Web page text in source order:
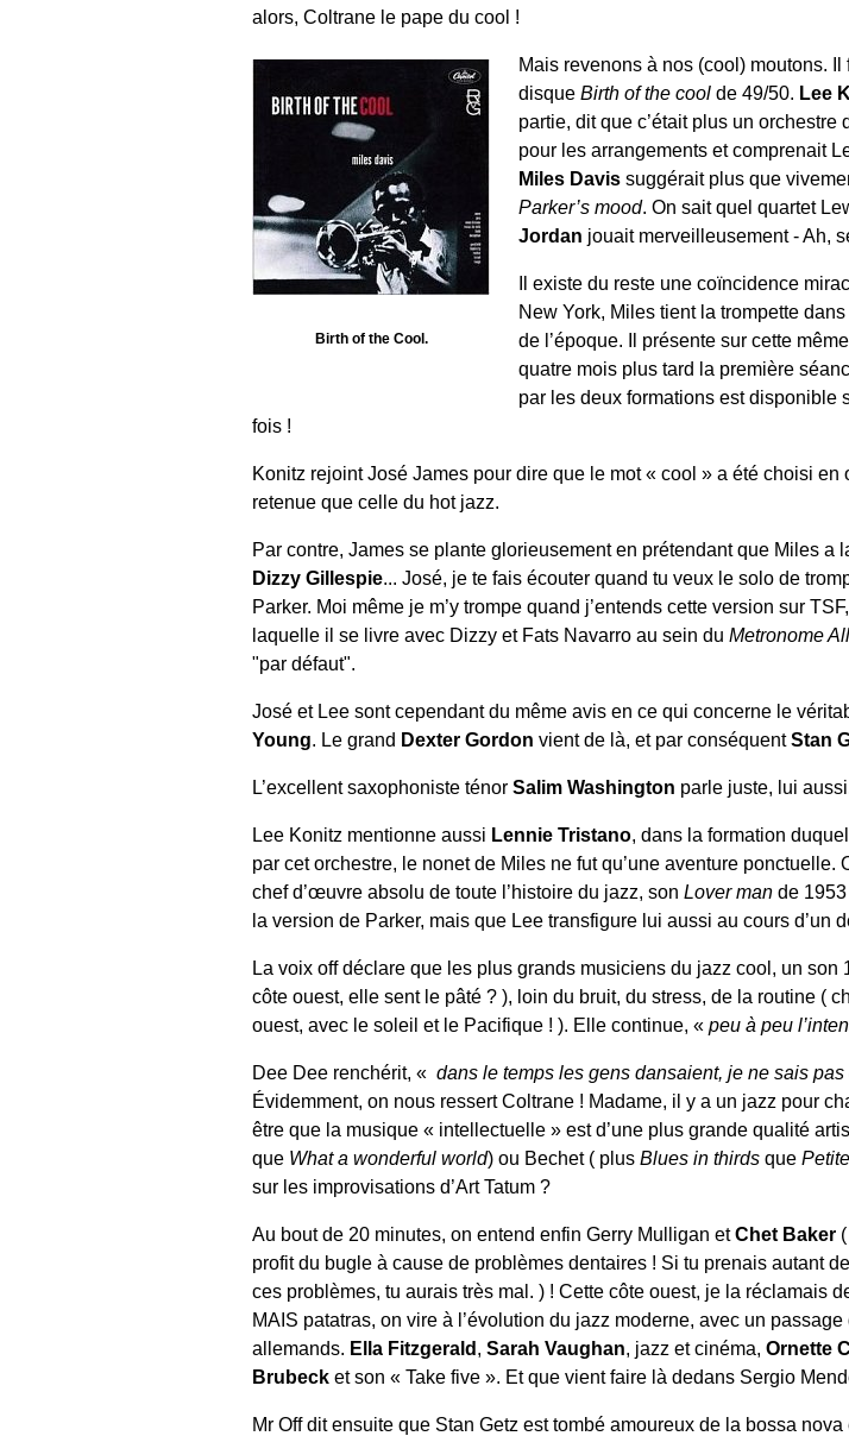
alors, Coltrane le pape du cool !
Birth of the Cool.
Mais revenons à nos (cool) moutons.
disqueBirth of the cool de 49/50. Lee
partie, dit que c’était plus un
pour les arrangements et comprenait
Miles Davis suggérait plus que
Parker’s mood. On sait quel quartet
Jordan jouait merveilleusement - Ah,
Il existe du reste une coïncidence
New York, Miles tient la trompette
de l’époque. Il présente sur cette
quatre mois plus tard la première
par les deux formations est disponible
fois !
Konitz rejoint José James pour dire que le mot « cool » a été choisi
retenue que celle du hot jazz.
Par contre, James se plante glorieusement en prétendant que Miles
Dizzy Gillespie... José, je te fais écouter quand tu veux le solo de
Parker. Moi même je m’y trompe quand j’entends cette version sur
laquelle il se livre avec Dizzy et Fats Navarro au sein du Metronome
"par défaut".
José et Lee sont cependant du même avis en ce qui concerne le
Young. Le grand Dexter Gordon vient de là, et par conséquentStan
L’excellent saxophoniste ténor Salim Washington parle juste, lui
Lee Konitz mentionne aussi Lennie Tristano, dans la formation
par cet orchestre, le nonet de Miles ne fut qu’une aventure
chef d’œuvre absolu de toute l’histoire du jazz, son Lover man de
la version de Parker, mais que Lee transfigure lui aussi au cours d’un
La voix off déclare que les plus grands musiciens du jazz cool, un
côte ouest, elle sent le pâté ? ), loin du bruit, du stress, de la routine (
ouest, avec le soleil et le Pacifique ! ). Elle continue, « peu à peu
Dee Dee renchérit, « dans le temps les gens dansaient, je ne sais
Évidemment, on nous ressert Coltrane ! Madame, il y a un jazz pour
être que la musique « intellectuelle » est d’une plus grande qualité
que What a wonderful world) ou Bechet ( plus Blues in thirds que
sur les improvisations d’Art Tatum ?
Au bout de 20 minutes, on entend enfin Gerry Mulligan etChet Baker
profit du bugle à cause de problèmes dentaires ! Si tu prenais autant
ces problèmes, tu aurais très mal. ) ! Cette côte ouest, je la réclamais
MAIS patatras, on vire à l’évolution du jazz moderne, avec un
allemands. Ella Fitzgerald, Sarah Vaughan, jazz et cinéma, Ornette
Brubeck et son « Take five ». Et que vient faire là dedans Sergio
Mr Off dit ensuite que Stan Getz est tombé amoureux de la bossa